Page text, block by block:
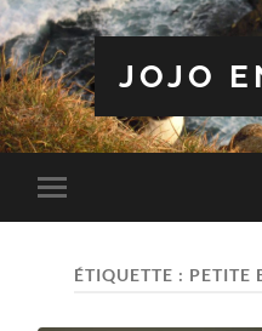
JOJO
Toggle
mobile
ÉTIQUETTE : PETITE